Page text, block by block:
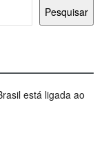
Pesquisar
está ligada ao